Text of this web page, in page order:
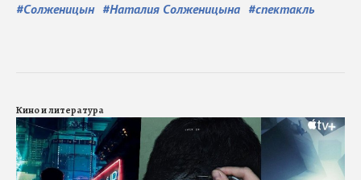
#Солженицын #Наталия Солженицына #спектакль
Кино и литература